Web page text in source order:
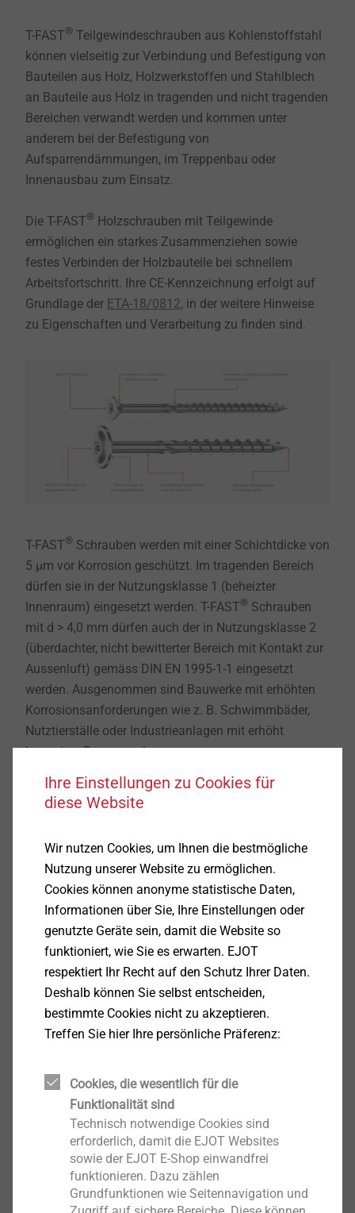
T-FAST® Teilgewindeschrauben aus Kohlenstoffstahl
können vielseitig zur Verbindung und Befestigung von
Bauteilen aus Holz, Holzwerkstoffen und Stahlblech
an Bauteile aus Holz in tragenden und nicht tragenden
Bereichen verwandt werden und kommen unter
anderem bei der Befestigung von
Aufsparrendämmungen, im Treppenbau oder
Innenausbau zum Einsatz.
Die T-FAST® Holzschrauben mit Teilgewinde
ermöglichen ein starkes Zusammenziehen sowie
festes Verbinden der Holzbauteile bei schnellem
Arbeitsfortschritt. Ihre CE-Kennzeichnung erfolgt auf
Grundlage der ETA-18/0812, in der weitere Hinweise
zu Eigenschaften und Verarbeitung zu finden sind.
T-FAST® Schrauben werden mit einer Schichtdicke von
5 µm vor Korrosion geschützt. Im tragenden Bereich
dürfen sie in der Nutzungsklasse 1 (beheizter
Innenraum) eingesetzt werden. T-FAST® Schrauben
mit d > 4,0 mm dürfen auch der in Nutzungsklasse 2
(überdachter, nicht bewitterter Bereich mit Kontakt zur
Aussenluft) gemäss DIN EN 1995-1-1 eingesetzt
werden. Ausgenommen sind Bauwerke mit erhöhten
Korrosionsanforderungen wie z. B. Schwimmbäder,
Nutztierställe oder Industrieanlagen mit erhöht
korrosiver Beanspruchung.
Die Vorteile der T-FAST® im Überblick
TX-Antrieb für optimale Drehmomentübertragung
Teilgewinde mit Schaftfräser am Übergang zum
Gewindefreien Schraubenschaft reduziert das
Eindrehmoment und erleichtert den
Einschraubvorgang
Greifen und ermöglicht schnelle Verarbeitung
Produktdetails
T-FAST JW2-STR Senkkopfschraube mit
unterseitigen Fräsrippen für ein vereinfachtes
Einsenken des Kopfes für oberflächenbündige
Montage
Ihre Einstellungen zu Cookies für
diese Website
Wir nutzen Cookies, um Ihnen die bestmögliche
Nutzung unserer Website zu ermöglichen.
Cookies können anonyme statistische Daten,
Informationen über Sie, Ihre Einstellungen oder
genutzte Geräte sein, damit die Website so
funktioniert, wie Sie es erwarten. EJOT
respektiert Ihr Recht auf den Schutz Ihrer Daten.
Deshalb können Sie selbst entscheiden,
bestimmte Cookies nicht zu akzeptieren.
Treffen Sie hier Ihre persönliche Präferenz:
Cookies, die wesentlich für die
Funktionalität sind
Technisch notwendige Cookies sind
erforderlich, damit die EJOT Websites
sowie der EJOT E-Shop einwandfrei
funktionieren. Dazu zählen
Grundfunktionen wie Seitennavigation und